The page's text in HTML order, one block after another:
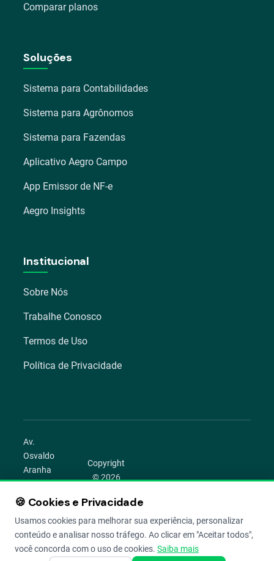
Comparar planos
Soluções
Sistema para Contabilidades
Sistema para Agrônomos
Sistema para Fazendas
Aplicativo Aegro Campo
App Emissor de NF-e
Aegro Insights
Institucional
Sobre Nós
Trabalhe Conosco
Termos de Uso
Política de Privacidade
Av.
Osvaldo
Aranha
1022 –
Bom
Porto
Alegre –
RS
Copyright
© 2026
Todos os
direitos
reservados.
🍪 Cookies e Privacidade
Usamos cookies para melhorar sua experiência, personalizar
conteúdo e analisar nosso tráfego. Ao clicar em "Aceitar todos",
você concorda com o uso de cookies. Saiba mais